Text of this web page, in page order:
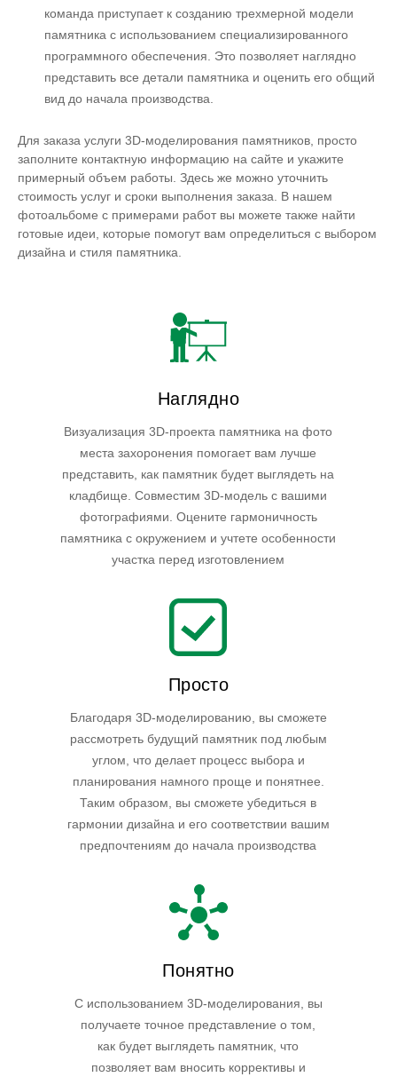
команда приступает к созданию трехмерной модели
памятника с использованием специализированного
программного обеспечения. Это позволяет наглядно
представить все детали памятника и оценить его общий
вид до начала производства.
Для заказа услуги 3D-моделирования памятников, просто
заполните контактную информацию на сайте и укажите
примерный объем работы. Здесь же можно уточнить
стоимость услуг и сроки выполнения заказа. В нашем
фотоальбоме с примерами работ вы можете также найти
готовые идеи, которые помогут вам определиться с выбором
дизайна и стиля памятника.
Наглядно
Визуализация 3D-проекта памятника на фото
места захоронения помогает вам лучше
представить, как памятник будет выглядеть на
кладбище. Совместим 3D-модель с вашими
фотографиями. Оцените гармоничность
памятника с окружением и учтете особенности
участка перед изготовлением
Просто
Благодаря 3D-моделированию, вы сможете
рассмотреть будущий памятник под любым
углом, что делает процесс выбора и
планирования намного проще и понятнее.
Таким образом, вы сможете убедиться в
гармонии дизайна и его соответствии вашим
предпочтениям до начала производства
Понятно
С использованием 3D-моделирования, вы
получаете точное представление о том,
как будет выглядеть памятник, что
позволяет вам вносить коррективы и